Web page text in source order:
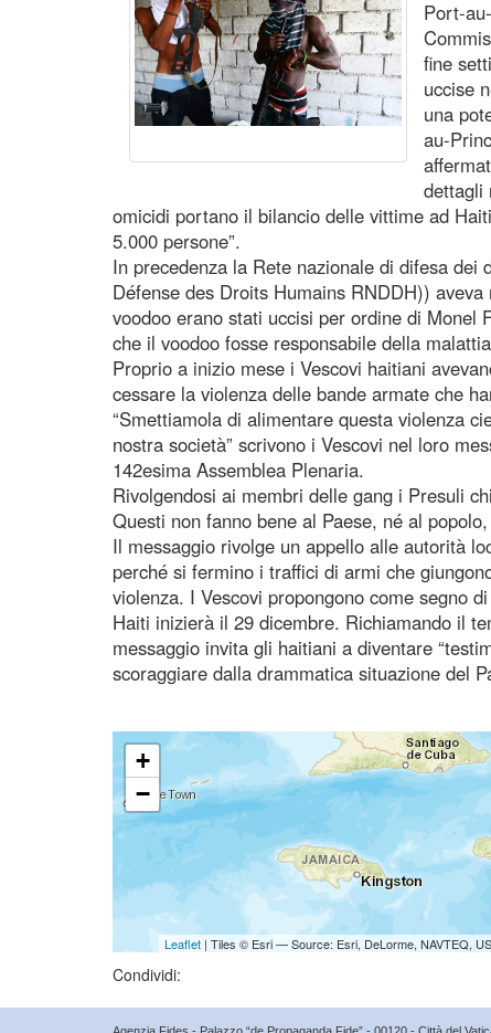
Port-
fine
uccise
una
au-
dettagli
omicidi portano il bilancio delle vittime ad
5.000 persone”.
In precedenza la Rete nazionale di difesa dei
Défense des Droits Humains RNDDH))
voodoo erano stati uccisi per ordine di Monel
che il voodoo fosse responsabile della
Proprio a inizio mese i Vescovi haitiani
cessare la violenza delle bande armate che
“Smettiamola di alimentare questa violenza
nostra società” scrivono i Vescovi nel loro
142esima Assemblea Plenaria.
Rivolgendosi ai membri delle gang i Presuli
Questi non fanno bene al Paese, né al
Il messaggio rivolge un appello alle autorità
perché si fermino i traffici di armi che
violenza. I Vescovi propongono come segno
Haiti inizierà il 29 dicembre. Richiamando il
messaggio invita gli haitiani a diventare
scoraggiare dalla drammatica situazione del
+
−
Leaflet| Tiles © Esri — Source: Esri, DeLorme, NAVTEQ,
Condividi: